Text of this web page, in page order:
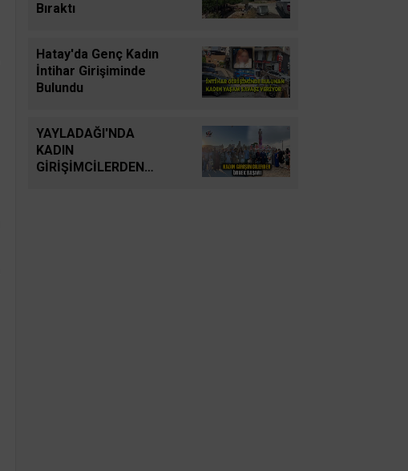
Enerji Jeopolitiğinde Yeni
Bir Dönem: Kerkük’ten
Ceyhan’a Stratejik
Ahmet Süreyya DURNA
SARAYKENT’TE ŞİİR
Bıraktı
Hatay'da Genç Kadın
İntihar Girişiminde
Bulundu
YAYLADAĞI'NDA
KADIN
GİRİŞİMCİLERDEN